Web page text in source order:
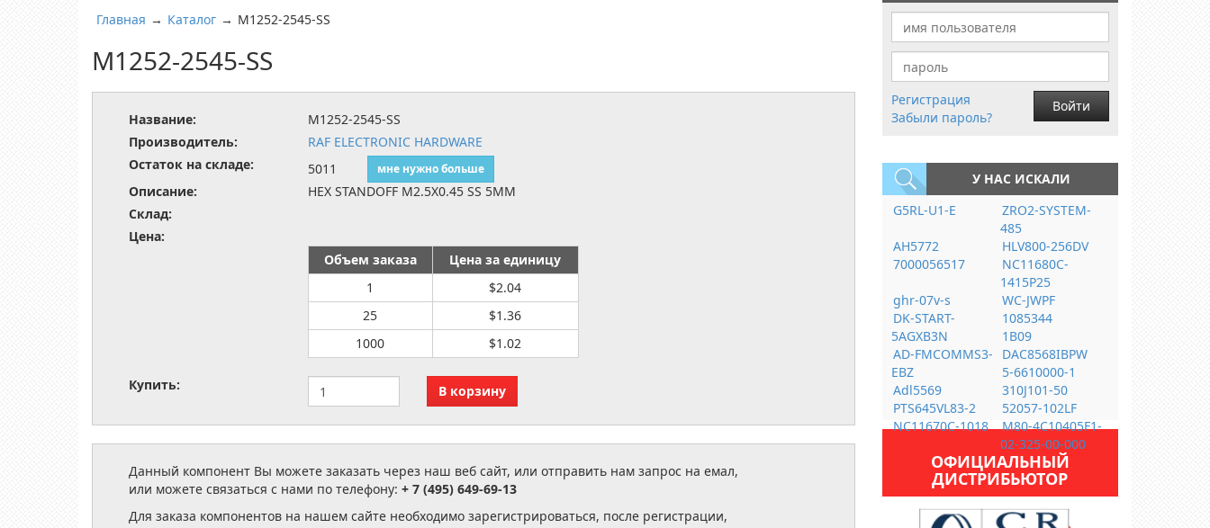
Главная → Каталог → M1252-2545-SS
M1252-2545-SS
Название:
M1252-2545-SS
Производитель:
RAF ELECTRONIC HARDWARE
Остаток на складе:
5011 мне нужно больше
Описание:
HEX STANDOFF M2.5X0.45 SS 5MM
Склад:
Цена:
Объем заказа
Цена за единицу
1
$2.04
25
$1.36
1000
$1.02
Купить:
Данный компонент Вы можете заказать через наш веб сайт, или отправить нам запрос на емал,
или можете связаться с нами по телефону: + 7 (495) 649-69-13
Для заказа компонентов на нашем сайте необходимо зарегистрироваться, после регистрации,
Регистрация
Забыли пароль?
Войти
У НАС ИСКАЛИ
G5RL-U1-E
ZRO2-SYSTEM-
485
AH5772
HLV800-256DV
7000056517
NC11680C-
1415P25
ghr-07v-s
WC-JWPF
DK-START-
5AGXB3N
1085344
1B09
AD-FMCOMMS3-
EBZ
DAC8568IBPW
5-6610000-1
Adl5569
310J101-50
PTS645VL83-2
52057-102LF
NC11670C-1018
M80-4C10405F1-
02-325-00-000
ОФИЦИАЛЬНЫЙ
ДИСТРИБЬЮТОР